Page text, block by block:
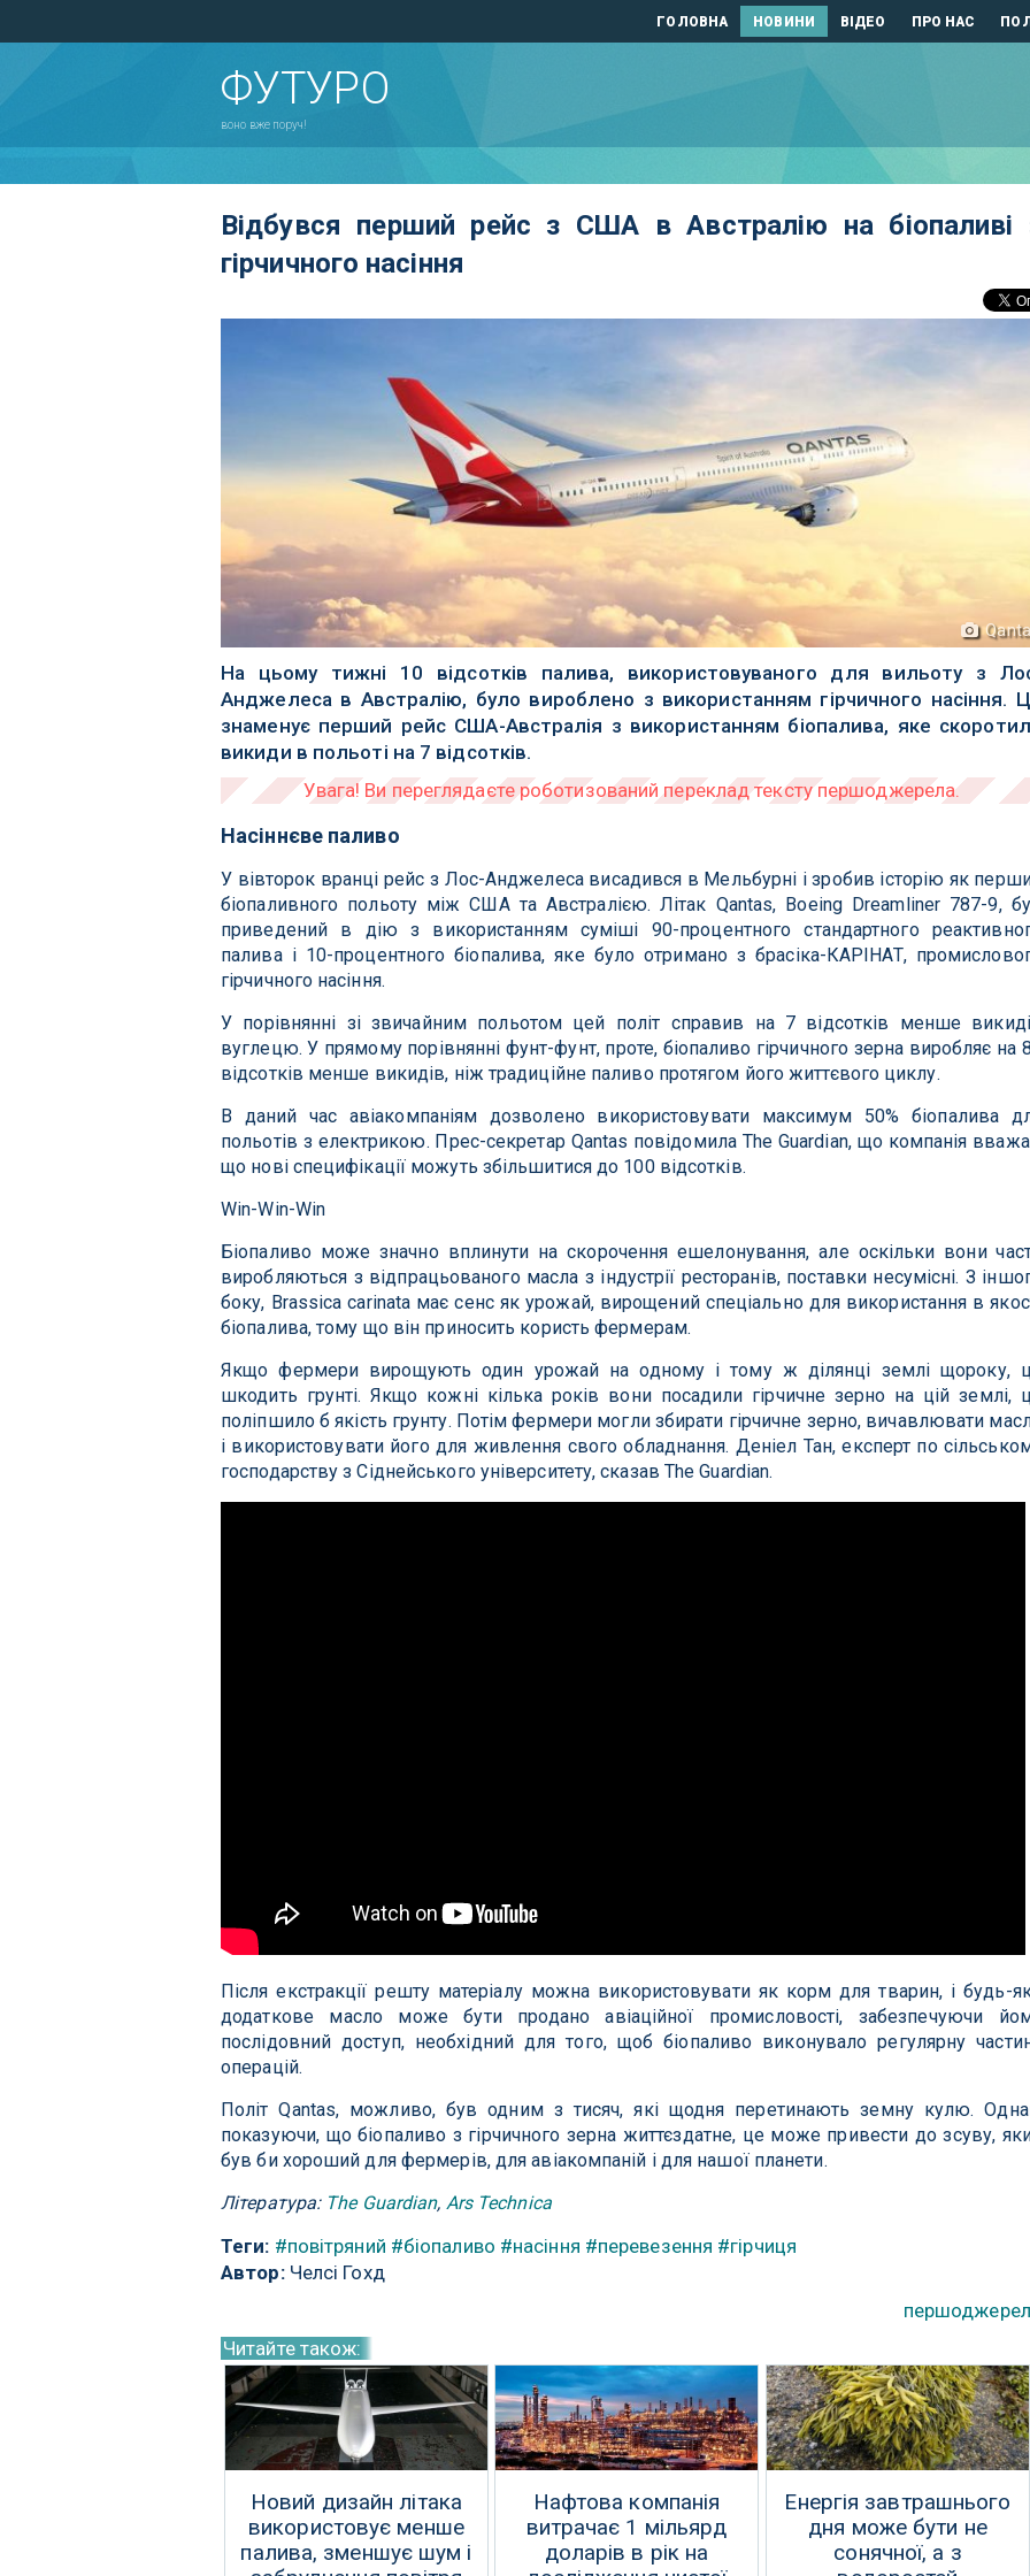
ГОЛОВНА НОВИНИ ВІДЕО ПРО НАС
ФУТУРО
воно вже поруч!
Відбувся перший рейс з США в Австралію на біопаливі
гірчичного насіння
На цьому тижні 10 відсотків палива, використовуваного для вильоту з
Анджелеса в Австралію, було вироблено з використанням гірчичного насіння.
знаменує перший рейс США-Австралія з використанням біопалива, яке
викиди в польоті на 7 відсотків.
Насіннєве паливо
У вівторок вранці рейс з Лос-Анджелеса висадився в Мельбурні і зробив історію як
біопаливного польоту між США та Австралією. Літак Qantas, Boeing Dreamliner 787-9,
приведений в дію з використанням суміші 90-процентного стандартного
палива і 10-процентного біопалива, яке було отримано з брасіка-КАРІНАТ,
гірчичного насіння.
У порівнянні зі звичайним польотом цей політ справив на 7 відсотків менше
вуглецю. У прямому порівнянні фунт-фунт, проте, біопаливо гірчичного зерна виробляє на
відсотків менше викидів, ніж традиційне паливо протягом його життєвого циклу.
В даний час авіакомпаніям дозволено використовувати максимум 50% біопалива
польотів з електрикою. Прес-секретар Qantas повідомила The Guardian, що компанія
що нові специфікації можуть збільшитися до 100 відсотків.
Win-Win-Win
Біопаливо може значно вплинути на скорочення ешелонування, але оскільки вони
виробляються з відпрацьованого масла з індустрії ресторанів, поставки несумісні. З
боку, Brassica carinata має сенс як урожай, вирощений спеціально для використання в
біопалива, тому що він приносить користь фермерам.
Якщо фермери вирощують один урожай на одному і тому ж ділянці землі щороку,
шкодить грунті. Якщо кожні кілька років вони посадили гірчичне зерно на цій землі,
поліпшило б якість грунту. Потім фермери могли збирати гірчичне зерно, вичавлювати
і використовувати його для живлення свого обладнання. Деніел Тан, експерт по
господарству з Сіднейського університету, сказав The Guardian.
Після екстракції решту матеріалу можна використовувати як корм для тварин, і будь-
додаткове масло може бути продано авіаційної промисловості, забезпечуючи
послідовний доступ, необхідний для того, щоб біопаливо виконувало регулярну
операцій.
Політ Qantas, можливо, був одним з тисяч, які щодня перетинають земну кулю.
показуючи, що біопаливо з гірчичного зерна життєздатне, це може привести до зсуву,
був би хороший для фермерів, для авіакомпаній і для нашої планети.
Література: The Guardian, Ars Technica
Теги: #повітряний #біопаливо #насіння #перевезення #гірчиця
Автор:Челсі Гохд
Читайте також:
Новий дизайн літака
використовує менше
палива, зменшує шум і
Нафтова компанія
витрачає 1 мільярд
доларів в рік на
Енергія завтрашнього
дня може бути не
сонячної, а з